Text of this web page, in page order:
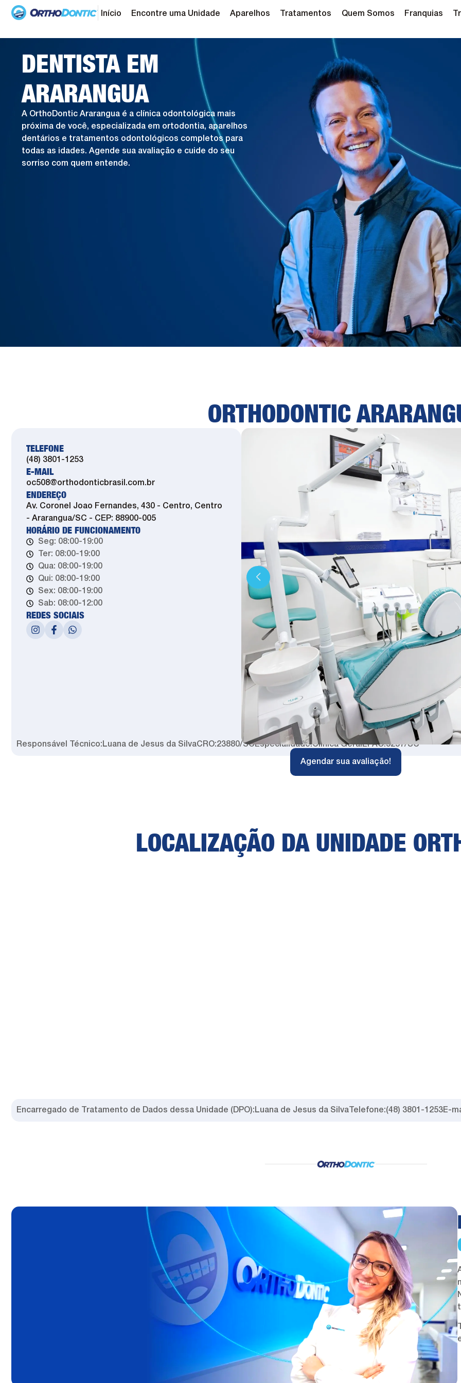
Início Encontre uma Unidade Aparelhos Tratamentos Quem Somos Franquias
DENTISTA EM
ARARANGUA
A OrthoDontic Ararangua é a clínica odontológica mais
próxima de você, especializada em ortodontia, aparelhos
dentários e tratamentos odontológicos completos para
todas as idades. Agende sua avaliação e cuide do seu
sorriso com quem entende.
ORTHODONTIC
TELEFONE
(48) 3801-1253
E-MAIL
oc508@orthodonticbrasil.com.br
ENDEREÇO
Av. Coronel Joao Fernandes, 430 - Centro, Centro
- Ararangua/SC - CEP: 88900-005
HORÁRIO DE FUNCIONAMENTO
Seg: 08:00-19:00
Ter: 08:00-19:00
Qua: 08:00-19:00
Qui: 08:00-19:00
Sex: 08:00-19:00
Sab: 08:00-12:00
REDES SOCIAIS
Responsável Técnico: Luana de Jesus da SilvaCRO:23880/SCEspecialidade:Clinica GeralEPAO:5257/SC
Agendar sua avaliação!
LOCALIZAÇÃO DA UNIDADE
Encarregado de Tratamento de Dados dessa Unidade (DPO): Luana de Jesus da Silva Telefone:(48) 3801-1253 E-